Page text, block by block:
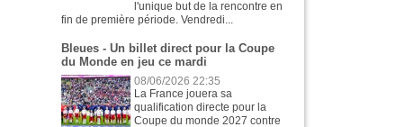
l'unique but de la rencontre en
fin de première période. Vendredi...
Bleues - Un billet direct pour la Coupe
du Monde en jeu ce mardi
08/06/2026 22:35
La France jouera sa
qualification directe pour la
Coupe du monde 2027 contre